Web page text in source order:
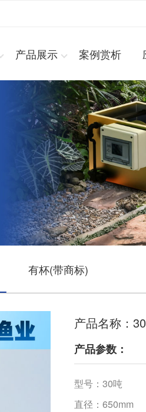
产品展示 案例赏析
有杯(带商标)
产品名称：
产品参数：
型号：30吨
直径：650mm